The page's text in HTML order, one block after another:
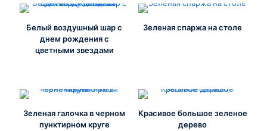
Белый воздушный шар с
днем рождения с
цветными звездами
Зеленая спаржа на столе
Зеленая галочка в черном
пунктирном круге
Красивое большое зеленое
дерево